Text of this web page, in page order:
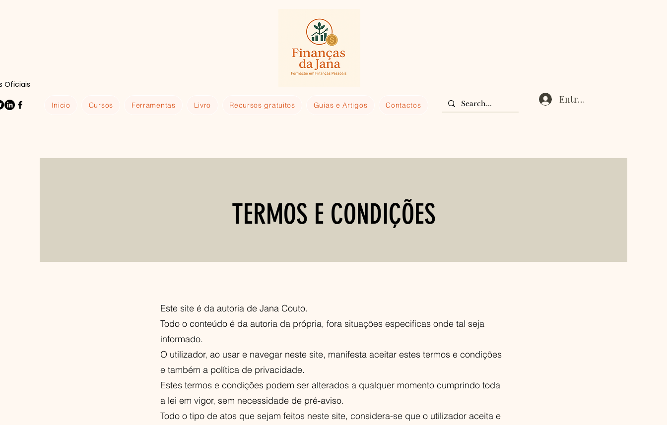
Oficiais
Inicio Cursos Ferramentas Livro Recursos gratuitos Guias e Artigos Contactos
Entrar
TERMOS E CONDIÇÕES
Este site é da autoria de Jana Couto.
Todo o conteúdo é da autoria da própria, fora situações especificas onde tal seja
informado.
O utilizador, ao usar e navegar neste site, manifesta aceitar estes termos e condições
e também a política de privacidade.
Estes termos e condições podem ser alterados a qualquer momento cumprindo toda
a lei em vigor, sem necessidade de pré-aviso.
Todo o tipo de atos que sejam feitos neste site, considera-se que o utilizador aceita e